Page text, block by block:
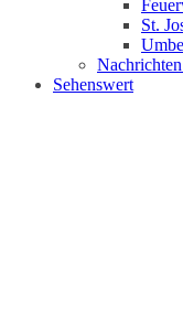
St.
Sehenswert